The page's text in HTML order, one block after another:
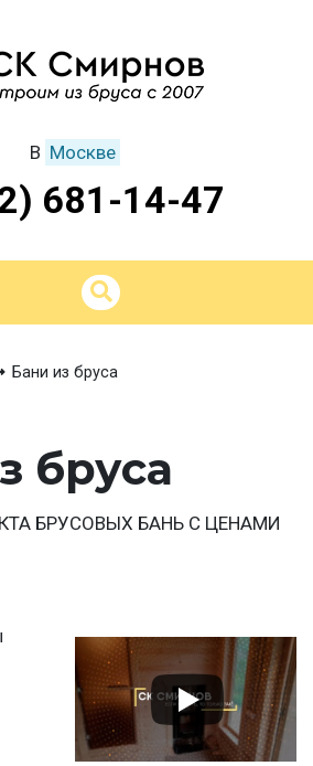
В Москве
681-14-47
Бани из бруса
бруса
БРУСОВЫХ БАНЬ С ЦЕНАМИ